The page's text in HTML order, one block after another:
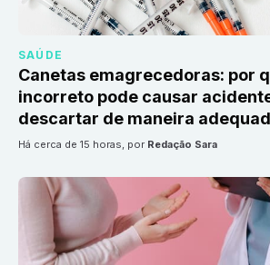
SAÚDE
Canetas emagrecedoras: por
incorreto pode causar
descartar de maneira
há cerca de 15 horas, por Redação Sara